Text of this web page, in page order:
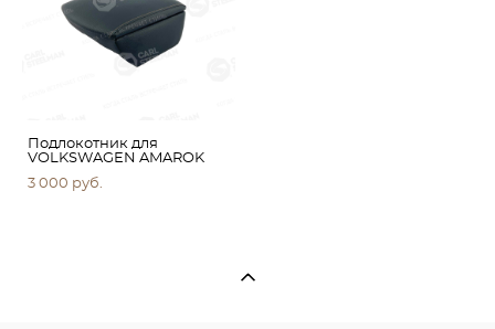
Подлокотник для
VOLKSWAGEN AMAROK
3 000 pуб.